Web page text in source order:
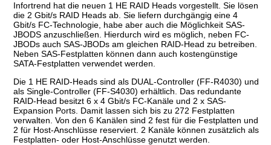
Infortrend hat die neuen 1 HE RAID Heads vorgestellt. Sie lösen
die 2 Gbit/s RAID Heads ab. Sie liefern durchgängig eine 4
Gbit/s FC-Technologie, habe aber auch die Möglichkeit SAS-
JBODS anzuschließen. Hierdurch wird es möglich, neben FC-
JBODs auch SAS-JBODs am gleichen RAID-Head zu betreiben.
Neben SAS-Festplatten können dann auch kostengünstige
SATA-Festplatten verwendet werden.
Die 1 HE RAID-Heads sind als DUAL-Controller (FF-R4030) und
als Single-Controller (FF-S4030) erhältlich. Das redundante
RAID-Head besitzt 6 x 4 Gbit/s FC-Kanäle und 2 x SAS-
Expansion Ports. Damit lassen sich bis zu 272 Festplatten
verwalten. Von den 6 Kanälen sind 2 fest für die Festplatten und
2 für Host-Anschlüsse reserviert. 2 Kanäle können zusätzlich als
Festplatten- oder Host-Anschlüsse genutzt werden.